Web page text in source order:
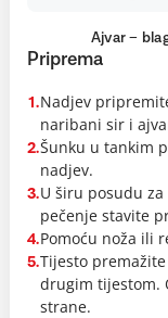
Ajvar –
Priprema
1.Nadjev
naribani sir i
2.Šunku u tankim
nadjev.
3.U širu posudu
pečenje stavite
4.Pomoću noža ili
5.Tijesto
drugim tijestom.
strane.